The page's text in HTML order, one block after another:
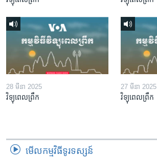
28 មីនា 2025
វិទ្យុពេលព្រឹក
27 មីនា 2025
វិទ្យុពេលព្រឹក
មើល​កម្មវិធី​ទូរទស្សន៍